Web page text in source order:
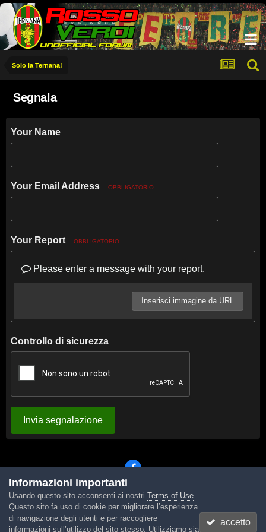
Solo la Ternana!
Segnala
Your Name
Your Email Address OBBLIGATORIO
Your Report OBBLIGATORIO
Please enter a message with your report.
Inserisci immagine da URL
Controllo di sicurezza
Invia segnalazione
Lingua Tema Contattaci Cookies
Powered by Invision Community
Informazioni importanti
Usando questo sito acconsenti ai nostri Terms of Use.
Questo sito fa uso di cookie per migliorare l’esperienza
di navigazione degli utenti e per raccogliere
informazioni sull’utilizzo del sito stesso. Utilizziamo sia
accetto